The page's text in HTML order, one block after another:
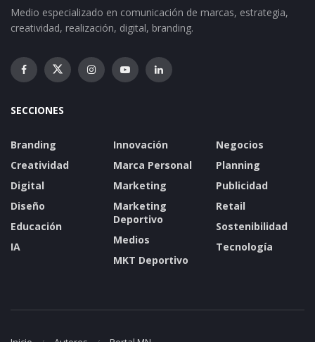
Medio especializado en comunicación de marcas, estrategia,
creatividad, realización, digital, branding.
SECCIONES
Branding
Creatividad
Digital
Diseño
Educación
IA
Innovación
Marca Personal
Marketing
Marketing
Deportivo
Medios
MKT Deportivo
Negocios
Planning
Publicidad
Retail
Sostenibilidad
Tecnología